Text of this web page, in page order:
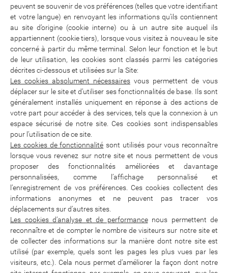
peuvent se souvenir de vos préférences (telles que votre identifiant
et votre langue) en renvoyant les informations qu’ils contiennent
au site d’origine (cookie interne) ou à un autre site auquel ils
appartiennent (cookie tiers), lorsque vous visitez à nouveau le site
concerné à partir du même terminal. Selon leur fonction et le but
de leur utilisation, les cookies sont classés parmi les catégories
décrites ci-dessous et utilisées sur la Site:
Les cookies absolument nécessaires vous permettent de vous
déplacer sur le site et d’utiliser ses fonctionnalités de base. Ils sont
généralement installés uniquement en réponse à des actions de
votre part pour accéder à des services, tels que la connexion à un
espace sécurisé de notre site. Ces cookies sont indispensables
pour l’utilisation de ce site.
Les cookies de fonctionnalité sont utilisés pour vous reconnaître
lorsque vous revenez sur notre site et nous permettent de vous
proposer des fonctionnalités améliorées et davantage
personnalisées, comme l’affichage personnalisé et
l’enregistrement de vos préférences. Ces cookies collectent des
informations anonymes et ne peuvent pas tracer vos
déplacements sur d’autres sites.
Les cookies d’analyse et de performancenous permettent de
reconnaître et de compter le nombre de visiteurs sur notre site et
de collecter des informations sur la manière dont notre site est
utilisé (par exemple, quels sont les pages les plus vues par les
visiteurs, etc.). Cela nous permet d’améliorer la façon dont notre